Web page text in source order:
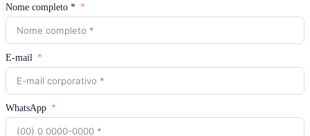
Nome completo *
E-mail
WhatsApp